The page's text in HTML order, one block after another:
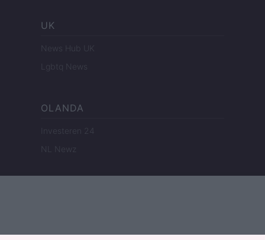
UK
News Hub UK
Lgbtq News
OLANDA
Investeren 24
NL Newz